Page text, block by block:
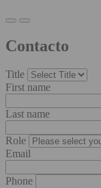
Contacto
Title
First name
Last name
Role
Email
Phone